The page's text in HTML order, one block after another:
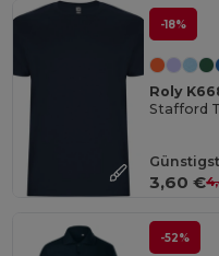
-18%
Roly
Stafford
3,60 €
-52%